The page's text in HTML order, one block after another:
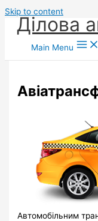
Skip to content
Ділова
Main Menu
Автомобільним